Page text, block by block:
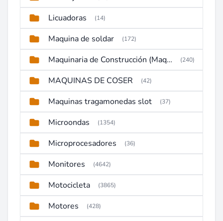
Licuadoras (14)
Maquina de soldar (172)
Maquinaria de Construcción (Maquinaria Pesada) (240)
MAQUINAS DE COSER (42)
Maquinas tragamonedas slot (37)
Microondas (1354)
Microprocesadores (36)
Monitores (4642)
Motocicleta (3865)
Motores (428)